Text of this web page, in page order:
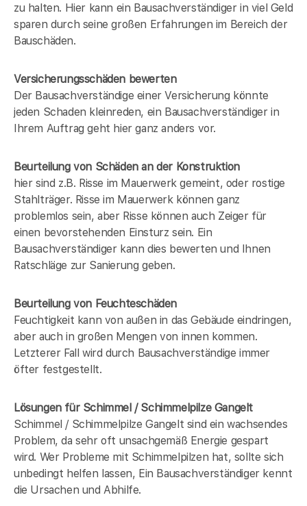
zu halten. Hier kann ein Bausachverständiger in viel Geld
sparen durch seine großen Erfahrungen im Bereich der
Bauschäden.
Versicherungsschäden bewerten
Der Bausachverständige einer Versicherung könnte
jeden Schaden kleinreden, ein Bausachverständiger in
Ihrem Auftrag geht hier ganz anders vor.
Beurteilung von Schäden an der Konstruktion
hier sind z.B. Risse im Mauerwerk gemeint, oder rostige
Stahlträger. Risse im Mauerwerk können ganz
problemlos sein, aber Risse können auch Zeiger für
einen bevorstehenden Einsturz sein. Ein
Bausachverständiger kann dies bewerten und Ihnen
Ratschläge zur Sanierung geben.
Beurteilung von Feuchteschäden
Feuchtigkeit kann von außen in das Gebäude eindringen,
aber auch in großen Mengen von innen kommen.
Letzterer Fall wird durch Bausachverständige immer
öfter festgestellt.
Lösungen für Schimmel / Schimmelpilze Gangelt
Schimmel / Schimmelpilze Gangelt sind ein wachsendes
Problem, da sehr oft unsachgemäß Energie gespart
wird. Wer Probleme mit Schimmelpilzen hat, sollte sich
unbedingt helfen lassen, Ein Bausachverständiger kennt
die Ursachen und Abhilfe.